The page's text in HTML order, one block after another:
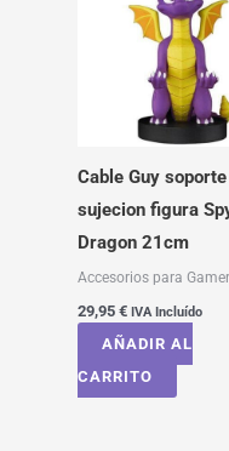
Cable Guy soporte
sujecion figura
Dragon 21cm
Accesorios para
29,95 € IVA Incluído
AÑADIR AL
CARRITO